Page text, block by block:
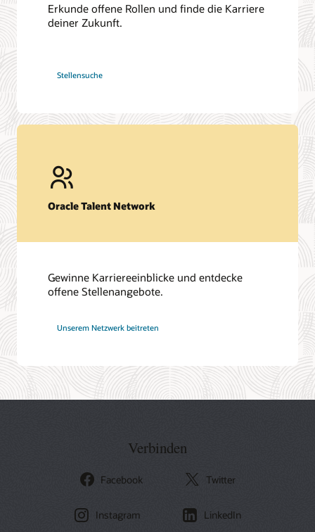
Erkunde offene Rollen und finde die Karriere
deiner Zukunft.
Stellensuche
Oracle
Oracle Talent Network
Gewinne Karriereeinblicke und entdecke
offene Stellenangebote.
Unserem Netzwerk
Oracle
beitreten
Verbinden
Facebook Twitter
Instagram LinkedIn